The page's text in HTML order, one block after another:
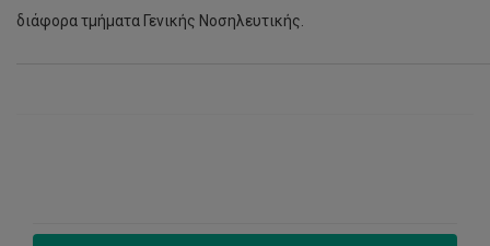
διάφορα τμήματα Γενικής Νοσηλευτικής.